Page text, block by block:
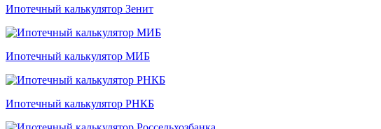
Ипотечный калькулятор Зенит
Ипотечный калькулятор МИБ
Ипотечный калькулятор РНКБ